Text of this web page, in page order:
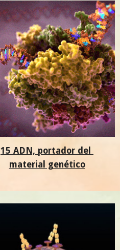
15 ADN, portador del
material genético